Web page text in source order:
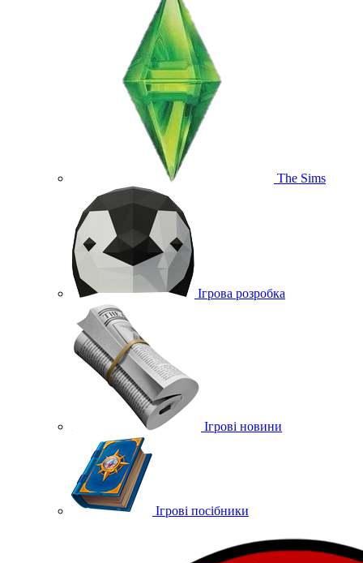
The Sims
Ігрова розробка
Ігрові новини
Ігрові посібники